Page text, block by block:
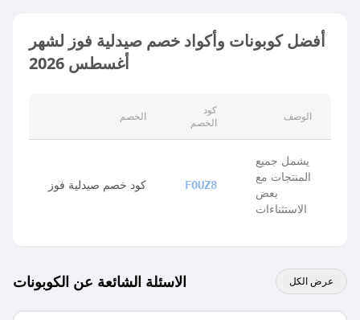
أفضل كوبونات وأكواد خصم صيدلية فوز لشهر
أغسطس 2026
الخصم
كود
الخصم
الوصف
كود خصم صيدلية فوز FOUZ8
يشمل جميع
المنتجات مع
بعض
الاستثناءات
الاسئلة الشائعة عن الكوبونات عرض الكل